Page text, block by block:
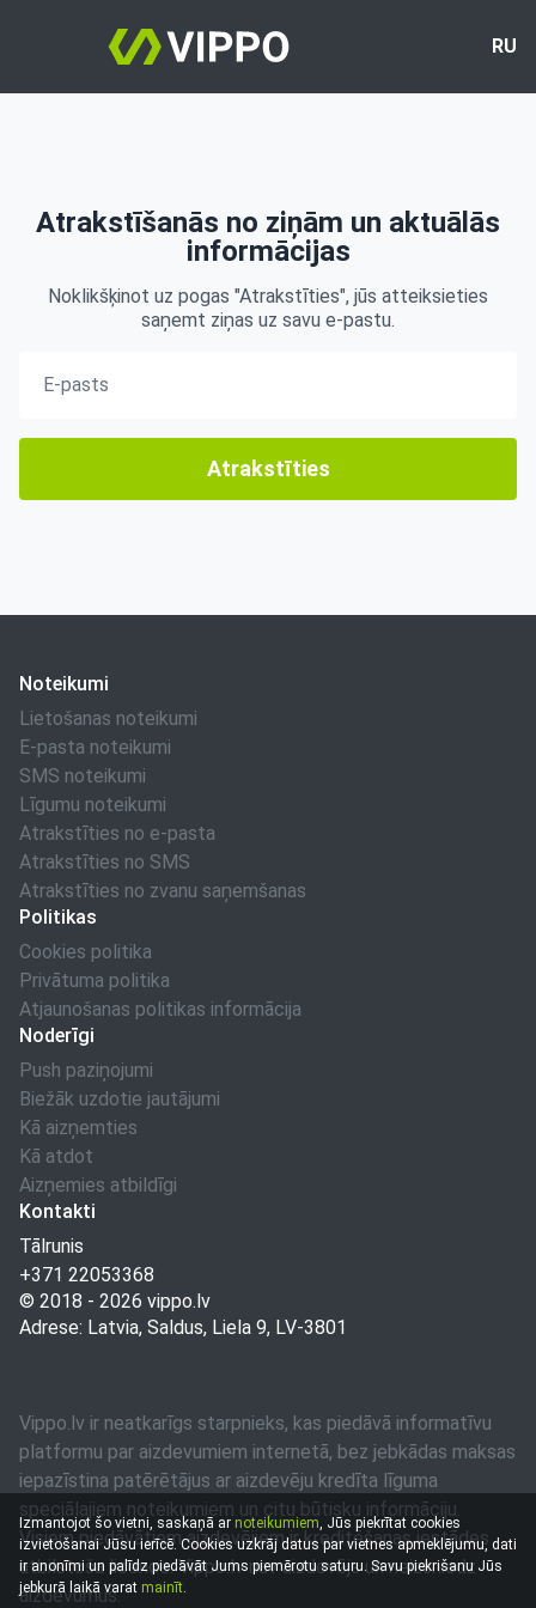
RU
Atrakstīšanās no ziņām un aktuālās
informācijas
Noklikšķinot uz pogas "Atrakstīties", jūs atteiksieties
saņemt ziņas uz savu e-pastu.
Atrakstīties
Noteikumi
Lietošanas noteikumi
E-pasta noteikumi
SMS noteikumi
Līgumu noteikumi
Atrakstīties no e-pasta
Atrakstīties no SMS
Atrakstīties no zvanu saņemšanas
Politikas
Cookies politika
Privātuma politika
Atjaunošanas politikas informācija
Noderīgi
Push paziņojumi
Biežāk uzdotie jautājumi
Kā aizņemties
Kā atdot
Aizņemies atbildīgi
Kontakti
Tālrunis
+371 22053368
© 2018 - 2026 vippo.lv
Adrese: Latvia, Saldus, Liela 9, LV-3801
Vippo.lv ir neatkarīgs starpnieks, kas piedāvā informatīvu
platformu par aizdevumiem internetā, bez jebkādas maksas
iepazīstina patērētājus ar aizdevēju kredīta līguma
speciālajiem noteikumiem un citu būtisku informāciju.
Visiem piedāvātiem aizdevējiem ir kreditēšanas iestādes
atbilstoša licence. Vippo.lv nav aizdevējs un neizsniedz
aizdevumus.
Izmantojot šo vietni, saskaņā ar noteikumiem, Jūs piekrītat cookies
izvietošanai Jūsu ierīcē. Cookies uzkrāj datus par vietnes apmeklējumu, dati
ir anonīmi un palīdz piedāvāt Jums piemērotu saturu. Savu piekrišanu Jūs
jebkurā laikā varat mainīt.